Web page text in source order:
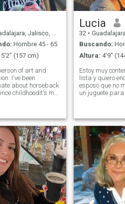
y me gusta comer
Jalisco, México
Hombre 45 - 65
5'2" (157 cm)
of art and
I've been
about horseback
childhoodit's my
with my body
I love singing,
and immersing
worlds full of
and meaning. I paint
and
on my
my heart yearns
and form. I create
generating
using AI to editing
Lucia
32 • Guadalajara,
Buscando:
Altura: 4'9"
Estoy muy
lista y quiero
esposo que no
un juguete para
Quizás te
estoy sola. La
simple: los
toman en serio
y belleza. Solo
cosa: sexo por
separación por
yo estoy aquí
un esposo con
vida feliz sin
mentiras. Soy